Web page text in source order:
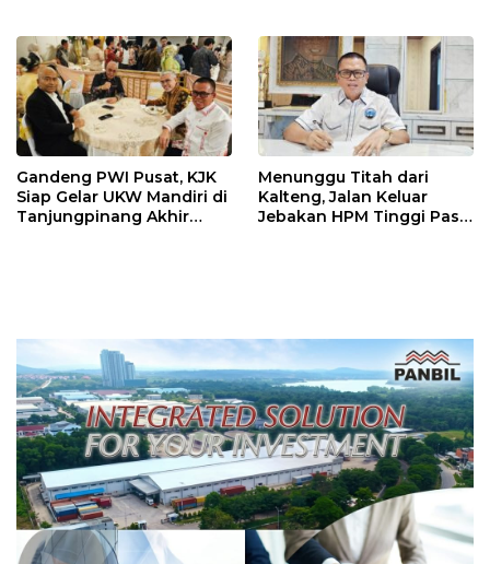
Gandeng PWI Pusat, KJK
Siap Gelar UKW Mandiri di
Tanjungpinang Akhir
Menunggu Titah dari
Kalteng, Jalan Keluar
Jebakan HPM Tinggi Pasir